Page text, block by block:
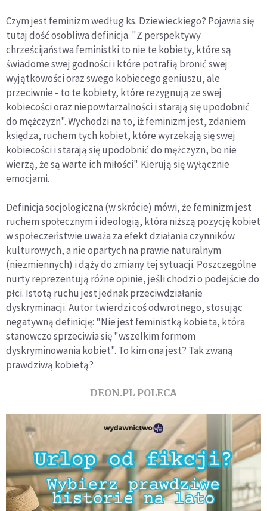
Czym jest feminizm według ks. Dziewieckiego? Pojawia się
tutaj dość osobliwa definicja. "Z perspektywy
chrześcijaństwa feministki to nie te kobiety, które są
świadome swej godności i które potrafią bronić swej
wyjątkowości oraz swego kobiecego geniuszu, ale
przeciwnie - to te kobiety, które rezygnują ze swej
kobiecości oraz niepowtarzalności i starają się upodobnić
do mężczyzn". Wychodzi na to, iż feminizm jest, zdaniem
księdza, ruchem tych kobiet, które wyrzekają się swej
kobiecości i starają się upodobnić do mężczyzn, bo nie
wierzą, że są warte ich miłości". Kierują się wyłącznie
emocjami.
Definicja socjologiczna (w skrócie) mówi, że feminizm jest
ruchem społecznym i ideologią, która niższą pozycję kobiet
w społeczeństwie uważa za efekt działania czynników
kulturowych, a nie opartych na prawie naturalnym
(niezmiennych) i dąży do zmiany tej sytuacji. Poszczególne
nurty reprezentują różne opinie, jeśli chodzi o podejście do
płci. Istotą ruchu jest jednak przeciwdziałanie
dyskryminacji. Autor twierdzi coś odwrotnego, stosując
negatywną definicję: "Nie jest feministką kobieta, która
stanowczo sprzeciwia się "wszelkim formom
dyskryminowania kobiet". To kim ona jest? Tak zwaną
prawdziwą kobietą?
DEON.PL POLECA